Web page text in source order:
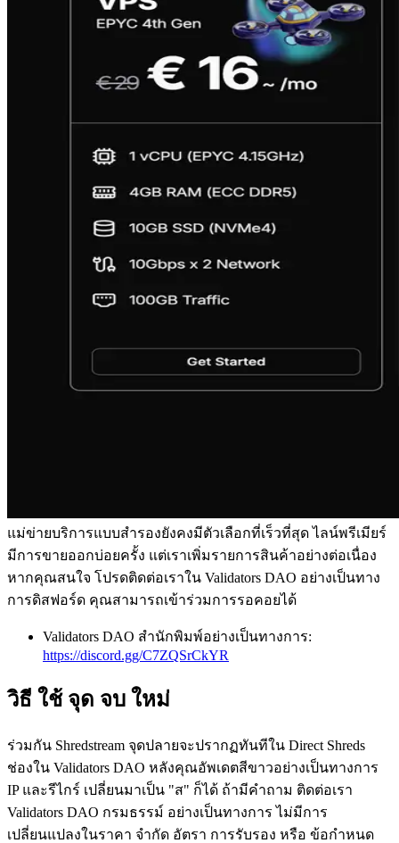
แม่ข่ายบริการแบบสํารองยังคงมีตัวเลือกที่เร็วที่สุด ไลน์พรีเมียร์
มีการขายออกบ่อยครั้ง แต่เราเพิ่มรายการสินค้าอย่างต่อเนื่อง
หากคุณสนใจ โปรดติดต่อเราใน Validators DAO อย่างเป็นทาง
การดิสฟอร์ด คุณสามารถเข้าร่วมการรอคอยได้
Validators DAO สํานักพิมพ์อย่างเป็นทางการ:
https://discord.gg/C7ZQSrCkYR
วิธี ใช้ จุด จบ ใหม่
ร่วมกัน Shredstream จุดปลายจะปรากฏทันทีใน Direct Shreds
ช่องใน Validators DAO หลังคุณอัพเดตสีขาวอย่างเป็นทางการ
IP และรีไกร์ เปลี่ยนมาเป็น "ส" ก็ได้ ถ้ามีคําถาม ติดต่อเรา
Validators DAO กรมธรรม์ อย่างเป็นทางการ ไม่มีการ
เปลี่ยนแปลงในราคา จํากัด อัตรา การรับรอง หรือ ข้อกําหนด